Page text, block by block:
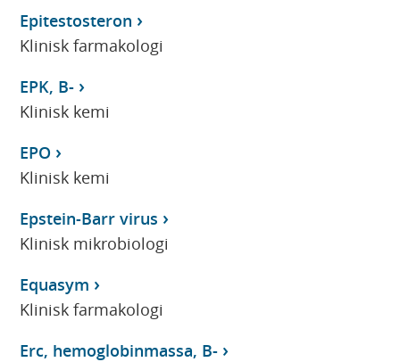
Epitestosteron
Klinisk farmakologi
EPK, B-
Klinisk kemi
EPO
Klinisk kemi
Epstein-Barr virus
Klinisk mikrobiologi
Equasym
Klinisk farmakologi
Erc, hemoglobinmassa, B-